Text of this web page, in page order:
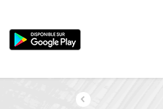
Par quartiers